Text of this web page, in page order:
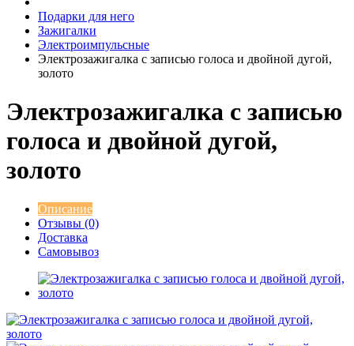
Подарки для него
Зажигалки
Электроимпульсные
Электрозажигалка с записью голоса и двойной дугой,
золото
Электрозажигалка с записью
голоса и двойной дугой,
золото
Описание
Отзывы (0)
Доставка
Самовывоз